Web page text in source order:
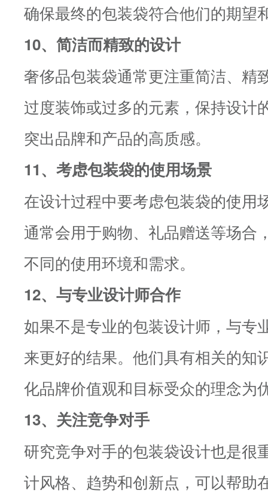
确保最终的包装袋符合他们的期望
10、简洁而精致的设计
奢侈品包装袋通常更注重简洁、精
过度装饰或过多的元素，保持设计
突出品牌和产品的高质感。
11、考虑包装袋的使用场景
在设计过程中要考虑包装袋的使用
通常会用于购物、礼品赠送等场合
不同的使用环境和需求。
12、与专业设计师合作
如果不是专业的包装设计师，与专
来更好的结果。他们具有相关的知
化品牌价值观和目标受众的理念为
13、关注竞争对手
研究竞争对手的包装袋设计也是很
计风格、趋势和创新点，可以帮助